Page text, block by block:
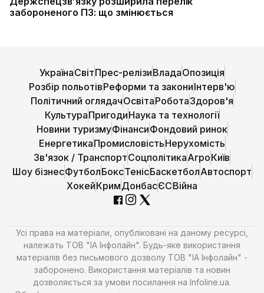
забороненого ПЗ: що змінюється
УкраїнаСвітПрес-релізиВладаОпозиція
Розбір польотівРеформи та закониІнтерв'ю
Політичний оглядачОсвітаРоботаЗдоров'я
КультураПригодиНаука та технології
Новини туризмуФінансиФондовий ринок
ЕнергетикаПромисловістьНерухомість
Зв'язок / ТранспортСоцполітикаАгроКиїв
Шоу бізнесФутболБоксТенісБаскетболАвтоспорт
ХокейКримДонбасЄСВійна
Усі права на матеріали, опубліковані на даному ресурсі,
належать ТОВ "ІА Інфолайн". Будь-яке використання
матеріалів без письмового дозволу ТОВ "ІА Інфолайн" -
заборонено. Використання матеріалів та новин
дозволяється за умови посилання на Infoline.ua.